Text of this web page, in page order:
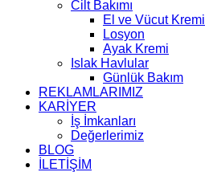
Cilt Bakımı
El ve Vücut Kremi
Losyon
Ayak Kremi
Islak Havlular
Günlük Bakım
REKLAMLARIMIZ
KARİYER
İş İmkanları
Değerlerimiz
BLOG
İLETİŞİM